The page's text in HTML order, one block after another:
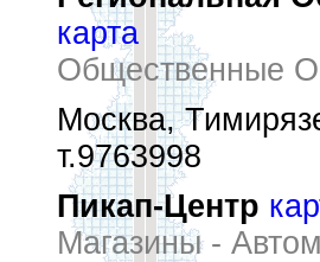
карта
Общественные
Москва,
т.9763998
Пикап-Центр
Магазины -